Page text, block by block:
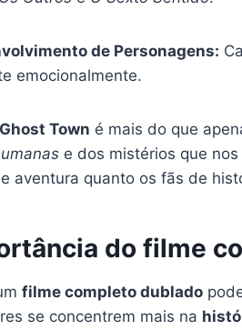
de Personagens:
emocionalmente.
Ghost Town é mais do que
e dos mistérios que
aventura quanto os fãs de
do filme
filme completo dublado
se concentrem mais na